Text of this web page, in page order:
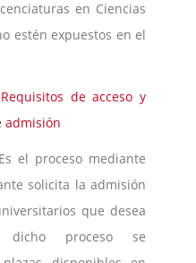
en Ciencias
estén expuestos en el
Requisitos de acceso y
admisión
Es el proceso mediante
solicita la admisión
que desea
dicho proceso se